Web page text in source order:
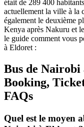
était de 289 400
actuellement la ville à la
également le deuxième
Kenya après Nakuru et
le guide comment vous
à Eldoret :
Bus de
Booking,
FAQs
Quel est le moyen